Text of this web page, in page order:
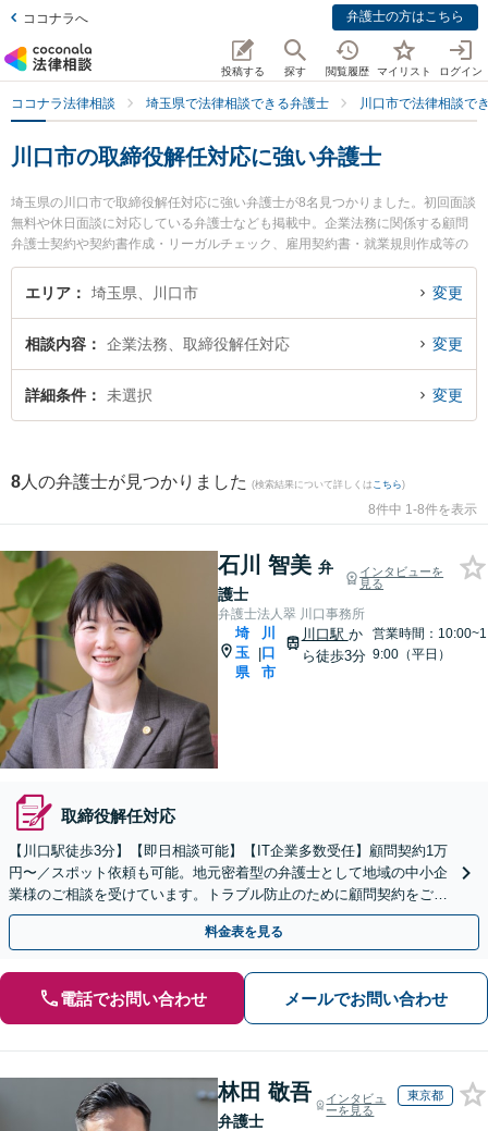
ココナラへ 弁護士の方はこちら
投稿する 探す 閲覧履歴 マイリスト ログイン
ココナラ法律相談 埼玉県で法律相談できる弁護士 川口市で法律相談で
川口市の取締役解任対応に強い弁護士
埼玉県の川口市で取締役解任対応に強い弁護士が8名見つかりました。初回面談
無料や休日面談に対応している弁護士なども掲載中。企業法務に関係する顧問
弁護士契約や契約書作成・リーガルチェック、雇用契約書・就業規則作成等の
細かな分野での絞り込み検索もでき便利です。特に弁護士法人翠 川口事務所の
石川 智美弁護士やゆい法律事務所の中田 充彦弁護士、弁護士法人翠 川口事務
に弁護士に相談したい』『取締役解任対応のトラブル解決の実績豊富な近くの
弁護士を検索したい』『初回相談無料で取締役解任対応を法律相談できる川口
市内の弁護士に相談予約したい』などでお困りの相談者さんにおすすめです。
エリア 埼玉県、川口市 変更
相談内容 企業法務、取締役解任対応 変更
詳細条件 未選択 変更
8 人の弁護士が見つかりました (検索結果について詳しくは こちら)
8件中 1-8件を表示
石川 智美 弁
護士
インタビューを
見る
弁護士法人翠 川口事務所
埼
玉
県
|
川
口
市
川口駅 か
ら徒歩3分
営業時間：10:00~1
9:00（平日）
取締役解任対応
【川口駅徒歩3分】【即日相談可能】【IT企業多数受任】顧問契約1万
円〜／スポット依頼も可能。地元密着型の弁護士として地域の中小企
業様のご相談を受けています。トラブル防止のために顧問契約をご検
討ください。マンション管理組合顧問経験あり。
料金表を見る
電話でお問い合わせ メールでお問い合わせ
林田 敬吾
弁護士
インタビュ
ーを見る
東京都